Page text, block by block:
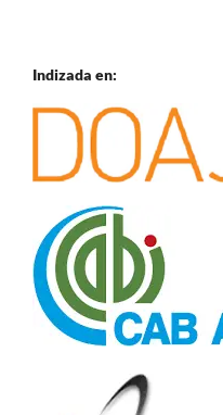
Indizada en: